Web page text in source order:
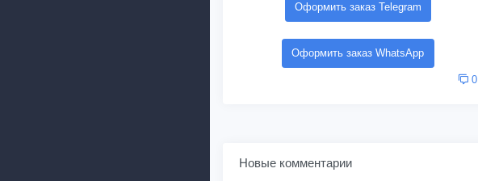
Оформить заказ Telegram
Оформить заказ WhatsApp
0
Новые комментарии